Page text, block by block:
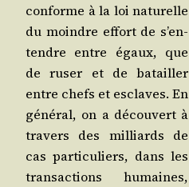
conforme à la loi natu­relle
du moindre effort de s’en­
tendre entre égaux, que
de ruser et de batailler
entre chefs et esclaves. En
géné­ral, on a décou­vert à
tra­vers des mil­liards de
cas par­ti­cu­liers, dans les
tran­sac­tions humaines,